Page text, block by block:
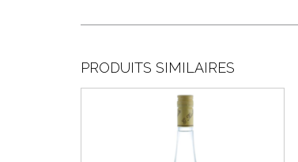
PRODUITS SIMILAIRES